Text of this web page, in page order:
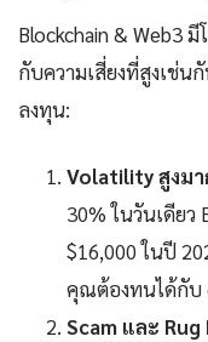
Blockchain & Web3
กับความเสี่ยงที่สูงเช่น
ลงทุน:
Volatility สูงมา
30% ในวันเดียว
$16,000 ในปี
คุณต้องทนได้กับ
Scam และ Rug